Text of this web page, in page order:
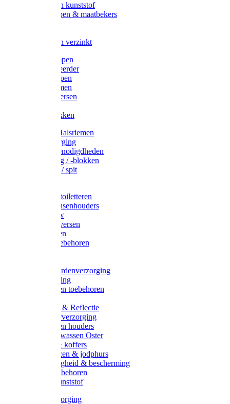
Voerbakken kunststof
Voerscheppen & maatbekers
Voerbakken verzinkt
Warmtelampen
Staartcoupeerder
Biggenkappen
Neuskrammen
Varken diversen
Varkensbakken
Halsters / Halsriemen
Hoefverzorging
Lammer benodigdheden
Ramdektuig / -blokken
Vastzetpen / spit
Poetsen & toiletteren
Zadel-/Trensenhouders
Halstertouw
Halsters diversen
Hoofdstellen
Zadel & toebehoren
Rapide paardenverzorging
Ruiter kleding
Hoofdstellen toebehoren
Verlichting & Reflectie
Rapide leerverzorging
Likstenen en houders
Poetsen & wassen Oster
Poetssets & koffers
Ruiter laarzen & jodphurs
Ruiter veiligheid & bescherming
Ruiter - toebehoren
Voerbak kunststof
Klauwverzorging